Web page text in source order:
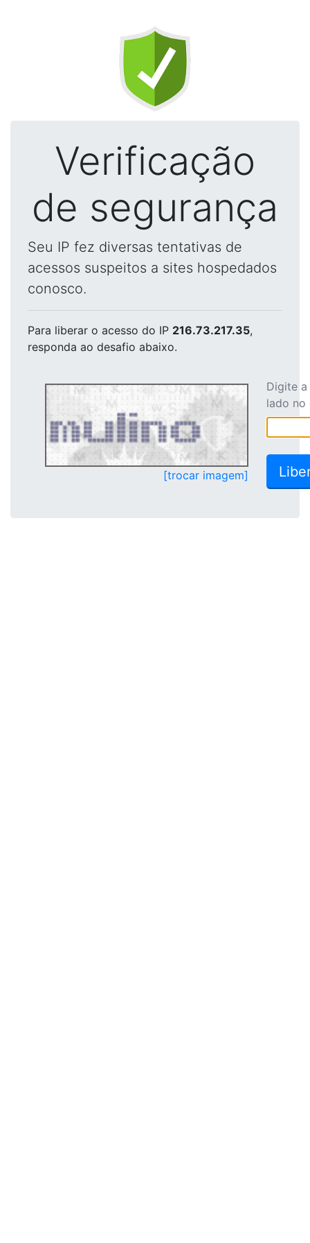
Verificação
de segurança
Seu IP fez diversas tentativas de
acessos suspeitos a sites hospedados
conosco.
Para liberar o acesso do IP 216.73.217.35,
responda ao desafio abaixo.
[trocar imagem]
Digite
lado no